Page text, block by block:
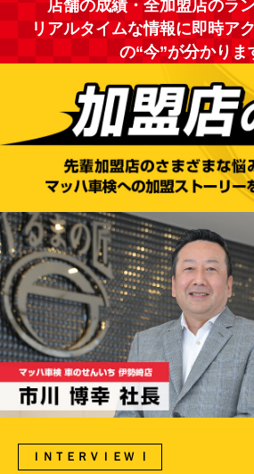
店舗の成績・全加盟店のラ
リアルタイムな情報に即時ア
の“今”が分かりま
ＩＮＴＥＲＶＩＥＷ Ⅰ